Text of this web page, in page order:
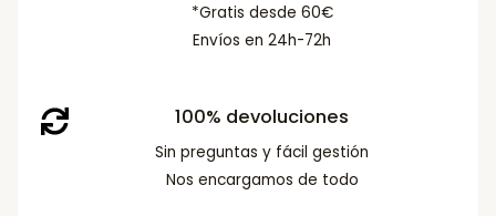
*Gratis desde 60€
Envíos en 24h-72h
100% devoluciones
Sin preguntas y fácil gestión
Nos encargamos de todo